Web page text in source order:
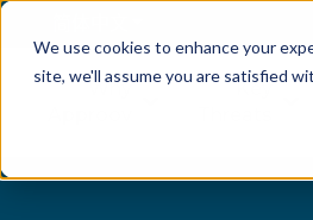
We use cookies to enhance your
site, we'll assume you are satisfied
Why
Key